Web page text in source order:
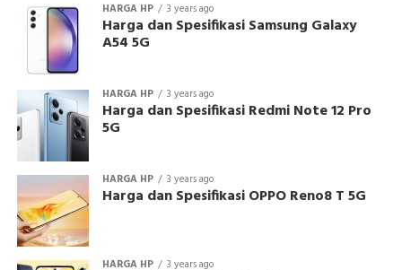
HARGA HP 3 years ago
Harga dan Spesifikasi Samsung Galaxy
A54 5G
HARGA HP 3 years ago
Harga dan Spesifikasi Redmi Note 12 Pro
5G
HARGA HP 3 years ago
Harga dan Spesifikasi OPPO Reno8 T 5G
HARGA HP 3 years ago